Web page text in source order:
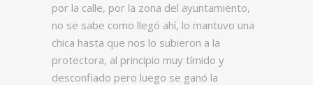
por la calle, por la zona del ayuntamiento,
no se sabe como llegó ahí, lo mantuvo una
chica hasta que nos lo subieron a la
protectora, al principio muy tímido y
desconfiado pero luego se ganó la